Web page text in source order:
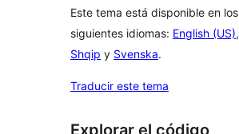
Este tema está disponible en los
siguientes idiomas: English (US),
Shqip y Svenska.
Traducir este tema